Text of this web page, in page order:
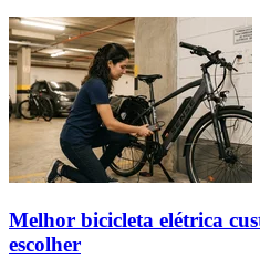
Melhor bicicleta elétrica
escolher